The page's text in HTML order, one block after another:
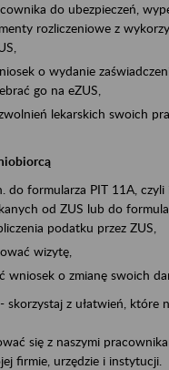
do ubezpieczeń,
rozliczeniowe z
o wydanie
go na eZUS,
lekarskich swoich
do formularza PIT 11A,
od ZUS lub do
podatku przez ZUS,
wizytę,
wniosek o zmianę swoich
skorzystaj z ułatwień, które
się z naszymi
firmie, urzędzie i instytucji.